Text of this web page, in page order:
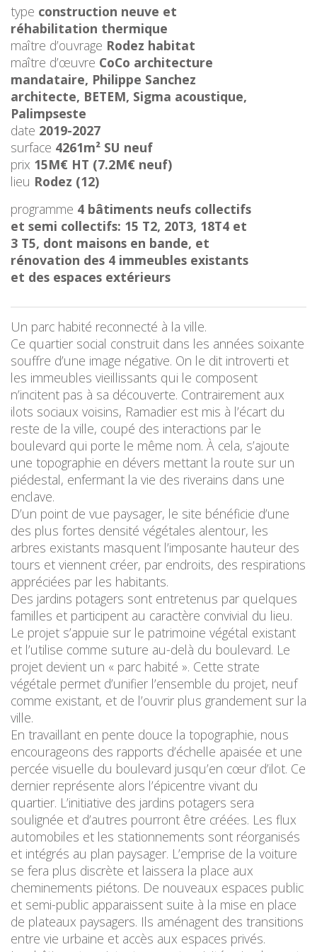
type construction neuve et
réhabilitation thermique
maître d’ouvrage Rodez habitat
maître d’œuvre CoCo architecture
mandataire, Philippe Sanchez
architecte, BETEM, Sigma acoustique,
Palimpseste
date 2019-2027
surface 4261m² SU neuf
prix 15M€ HT (7.2M€ neuf)
lieu Rodez (12)
programme 4 bâtiments neufs collectifs
et semi collectifs: 15 T2, 20T3, 18T4 et
3 T5, dont maisons en bande, et
rénovation des 4 immeubles existants
et des espaces extérieurs
Un parc habité reconnecté à la ville.
Ce quartier social construit dans les années soixante
souffre d’une image négative. On le dit introverti et
les immeubles vieillissants qui le composent
n’incitent pas à sa découverte. Contrairement aux
ilots sociaux voisins, Ramadier est mis à l’écart du
reste de la ville, coupé des interactions par le
boulevard qui porte le même nom. À cela, s’ajoute
une topographie en dévers mettant la route sur un
piédestal, enfermant la vie des riverains dans une
enclave.
D’un point de vue paysager, le site bénéficie d’une
des plus fortes densité végétales alentour, les
arbres existants masquent l’imposante hauteur des
tours et viennent créer, par endroits, des respirations
appréciées par les habitants.
Des jardins potagers sont entretenus par quelques
familles et participent au caractère convivial du lieu.
Le projet s’appuie sur le patrimoine végétal existant
et l’utilise comme suture au-delà du boulevard. Le
projet devient un « parc habité ». Cette strate
végétale permet d’unifier l’ensemble du projet, neuf
comme existant, et de l’ouvrir plus grandement sur la
ville.
En travaillant en pente douce la topographie, nous
encourageons des rapports d’échelle apaisée et une
percée visuelle du boulevard jusqu’en cœur d’ilot. Ce
dernier représente alors l’épicentre vivant du
quartier. L’initiative des jardins potagers sera
soulignée et d’autres pourront être créées. Les flux
automobiles et les stationnements sont réorganisés
et intégrés au plan paysager. L’emprise de la voiture
se fera plus discrète et laissera la place aux
cheminements piétons. De nouveaux espaces public
et semi-public apparaissent suite à la mise en place
de plateaux paysagers. Ils aménagent des transitions
entre vie urbaine et accès aux espaces privés.